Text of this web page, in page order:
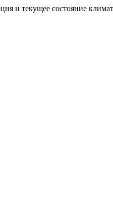
и текущее состояние